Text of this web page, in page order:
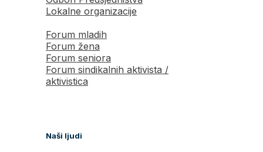
Lokalne organizacije
Forum mladih
Forum žena
Forum seniora
Forum sindikalnih aktivista /
aktivistica
Naši ljudi